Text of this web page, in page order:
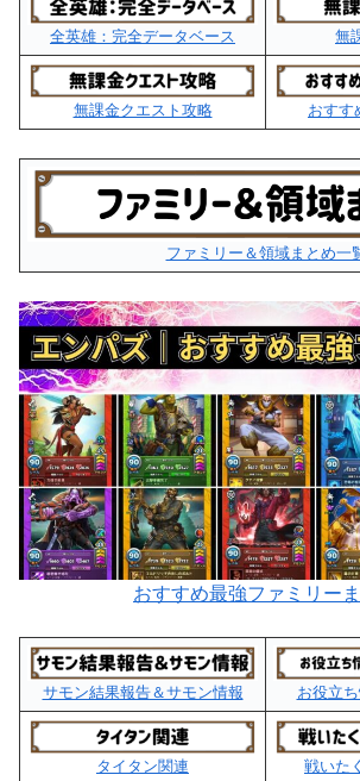
全英雄：完全データベース 無
無課金クエスト攻略 おすす
ファミリー＆領域まとめ一
おすすめ最強ファミリー
サモン結果報告＆サモン情報 お役立
タイタン関連 戦いた